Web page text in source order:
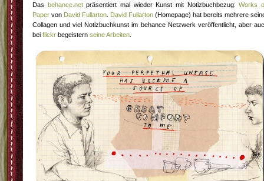
Das behance.netpräsentiert mal wieder Kunst mit Notizbuchbezug:Works
Paper von David Fullarton David Fullarton (Homepage) hat bereits mehrere
Collagen und viel Notizbuchkunst im behance Netzwerk veröffentlicht, aber
bei flickr begeistern seine Arbeiten